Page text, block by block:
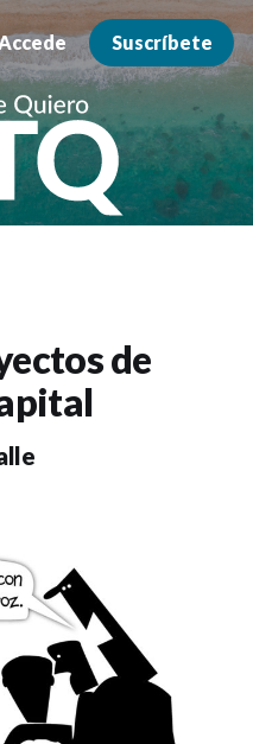
Suscríbete
de